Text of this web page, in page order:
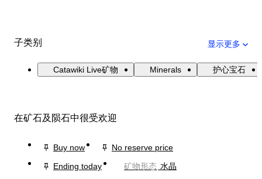
子类别 显示更多
Catawiki Live矿物 Minerals 护心宝石
在矿石及陨石中很受欢迎
Buy now
No reserve price
Ending today
矿物形态 水晶